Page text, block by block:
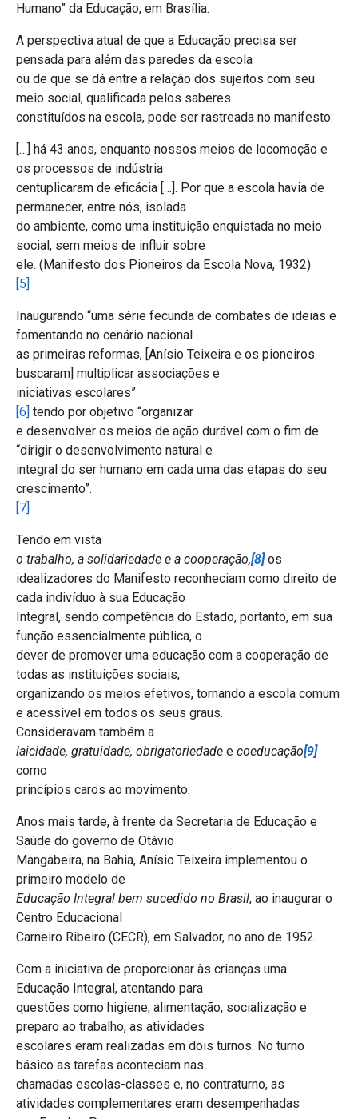
Humano” da Educação, em Brasília.
A perspectiva atual de que a Educação precisa ser
pensada para além das paredes da escola
ou de que se dá entre a relação dos sujeitos com seu
meio social, qualificada pelos saberes
constituídos na escola, pode ser rastreada no manifesto:
[…] há 43 anos, enquanto nossos meios de locomoção e
os processos de indústria
centuplicaram de eficácia […]. Por que a escola havia de
permanecer, entre nós, isolada
do ambiente, como uma instituição enquistada no meio
social, sem meios de influir sobre
ele. (Manifesto dos Pioneiros da Escola Nova, 1932)
[5]
Inaugurando “uma série fecunda de combates de ideias e
fomentando no cenário nacional
as primeiras reformas, [Anísio Teixeira e os pioneiros
buscaram] multiplicar associações e
iniciativas escolares”
[6] tendo por objetivo “organizar
e desenvolver os meios de ação durável com o fim de
“dirigir o desenvolvimento natural e
integral do ser humano em cada uma das etapas do seu
crescimento”.
[7]
Tendo em vista
o trabalho, a solidariedade e a cooperação,[8]os
idealizadores do Manifesto reconheciam como direito de
cada indivíduo à sua Educação
Integral, sendo competência do Estado, portanto, em sua
função essencialmente pública, o
dever de promover uma educação com a cooperação de
todas as instituições sociais,
organizando os meios efetivos, tornando a escola comum
e acessível em todos os seus graus.
Consideravam também a
laicidade, gratuidade, obrigatoriedade e coeducação[9]
como
princípios caros ao movimento.
Anos mais tarde, à frente da Secretaria de Educação e
Saúde do governo de Otávio
Mangabeira, na Bahia, Anísio Teixeira implementou o
primeiro modelo de
Educação Integral bem sucedido no Brasil, ao inaugurar o
Centro Educacional
Carneiro Ribeiro (CECR), em Salvador, no ano de 1952.
Com a iniciativa de proporcionar às crianças uma
Educação Integral, atentando para
questões como higiene, alimentação, socialização e
preparo ao trabalho, as atividades
escolares eram realizadas em dois turnos. No turno
básico as tarefas aconteciam nas
chamadas escolas-classes e, no contraturno, as
atividades complementares eram desempenhadas